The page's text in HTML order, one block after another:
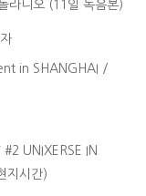
라디오 (11일 녹음본)
in SHANGHAI /
UNIXERSE IN
지시간)